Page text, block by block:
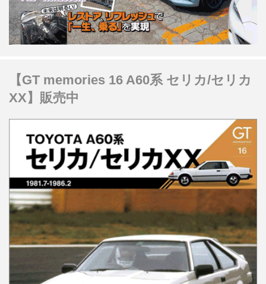
【GT memories 16 A60系 セリカ/セリカ
XX】販売中